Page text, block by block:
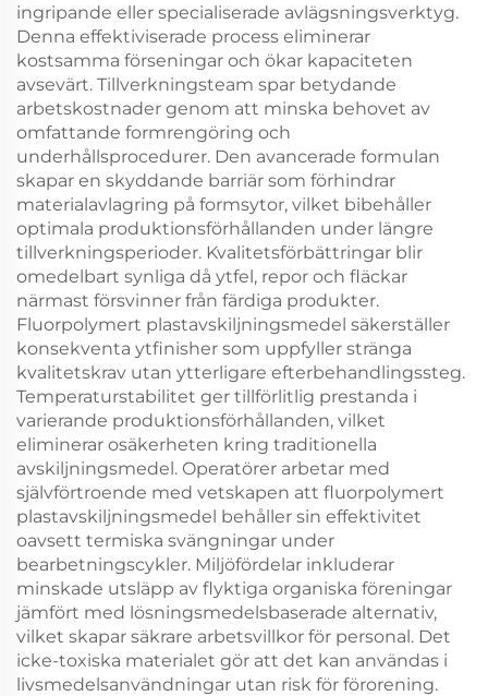
ingripande eller specialiserade avlägsningsverktyg.
Denna effektiviserade process eliminerar
kostsamma förseningar och ökar kapaciteten
avsevärt. Tillverkningsteam spar betydande
arbetskostnader genom att minska behovet av
omfattande formrengöring och
underhållsprocedurer. Den avancerade formulan
skapar en skyddande barriär som förhindrar
materialavlagring på formsytor, vilket bibehåller
optimala produktionsförhållanden under längre
tillverkningsperioder. Kvalitetsförbättringar blir
omedelbart synliga då ytfel, repor och fläckar
närmast försvinner från färdiga produkter.
Fluorpolymert plastavskiljningsmedel säkerställer
konsekventa ytfinisher som uppfyller stränga
kvalitetskrav utan ytterligare efterbehandlingssteg.
Temperaturstabilitet ger tillförlitlig prestanda i
varierande produktionsförhållanden, vilket
eliminerar osäkerheten kring traditionella
avskiljningsmedel. Operatörer arbetar med
självförtroende med vetskapen att fluorpolymert
plastavskiljningsmedel behåller sin effektivitet
oavsett termiska svängningar under
bearbetningscykler. Miljöfördelar inkluderar
minskade utsläpp av flyktiga organiska föreningar
jämfört med lösningsmedelsbaserade alternativ,
vilket skapar säkrare arbetsvillkor för personal. Det
icke-toxiska materialet gör att det kan användas i
livsmedelsanvändningar utan risk för förorening.